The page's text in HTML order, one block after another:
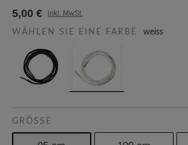
5,00 € inkl. MwSt.
WÄHLEN SIE EINE FARBE weiss
GRÖSSE